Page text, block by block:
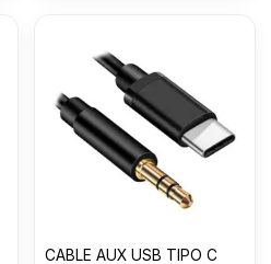
CABLE AUX USB TIPO C